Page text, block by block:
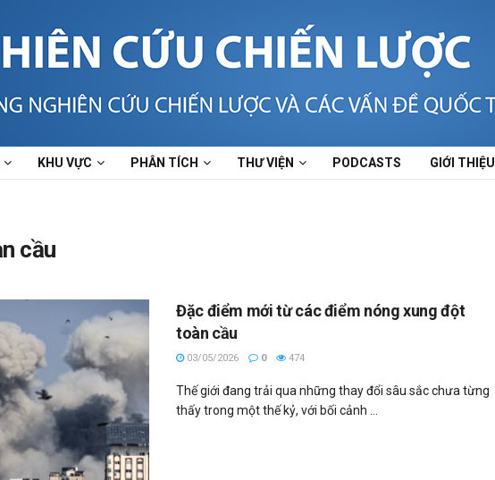
KHU VỰC PHÂN TÍCH THƯ VIỆN PODCASTS GIỚI THIỆU
cầu
Đặc điểm mới từ các điểm nóng xung đột
toàn cầu
03/05/2026 0 474
Thế giới đang trải qua những thay đổi sâu sắc chưa từng
thấy trong một thế kỷ, với bối cảnh ...